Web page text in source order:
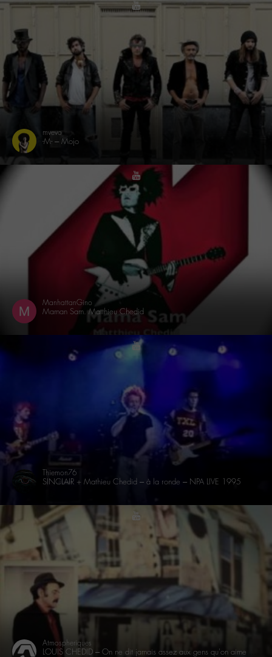
mvevo
-M- – Mojo
youtube
ManhattanGino
Maman Sam. Matthieu Chedid
youtube
Thiemon76
SINCLAIR + Mathieu Chedid – à la ronde – NPA LIVE 1995
youtube
Atmospheriques
youtube